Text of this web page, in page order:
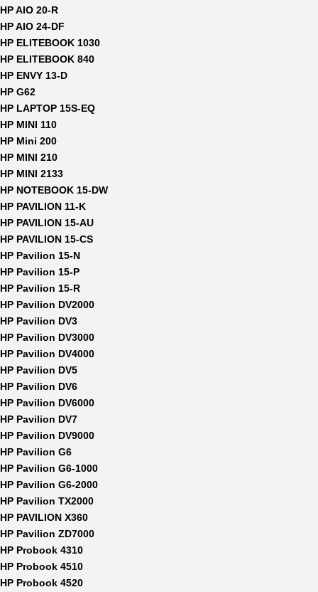
HP AIO 20-R
HP AIO 24-DF
HP ELITEBOOK 1030
HP ELITEBOOK 840
HP ENVY 13-D
HP G62
HP LAPTOP 15S-EQ
HP MINI 110
HP Mini 200
HP MINI 210
HP MINI 2133
HP NOTEBOOK 15-DW
HP PAVILION 11-K
HP PAVILION 15-AU
HP PAVILION 15-CS
HP Pavilion 15-N
HP Pavilion 15-P
HP Pavilion 15-R
HP Pavilion DV2000
HP Pavilion DV3
HP Pavilion DV3000
HP Pavilion DV4000
HP Pavilion DV5
HP Pavilion DV6
HP Pavilion DV6000
HP Pavilion DV7
HP Pavilion DV9000
HP Pavilion G6
HP Pavilion G6-1000
HP Pavilion G6-2000
HP Pavilion TX2000
HP PAVILION X360
HP Pavilion ZD7000
HP Probook 4310
HP Probook 4510
HP Probook 4520